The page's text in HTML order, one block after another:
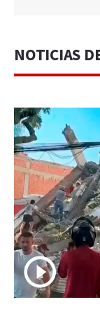
NOTICIAS